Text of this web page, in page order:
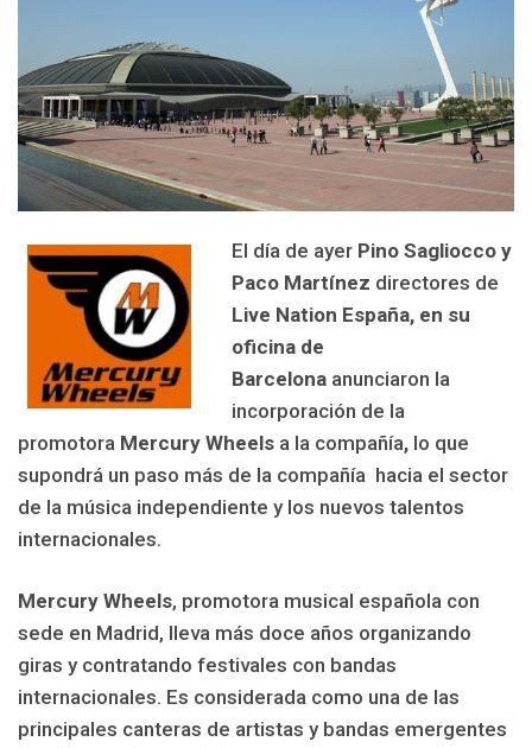
El día de ayer Pino Sagliocco y
Paco Martínez directores de
Live Nation España, en su
oficina de
Barcelona anunciaron la
incorporación de la
promotora Mercury Wheels a la compañía, lo que
supondrá un paso más de la compañía hacia el sector
de la música independiente y los nuevos talentos
internacionales.
Mercury Wheels, promotora musical española con
sede en Madrid, lleva más doce años organizando
giras y contratando festivales con bandas
internacionales. Es considerada como una de las
principales canteras de artistas y bandas emergentes